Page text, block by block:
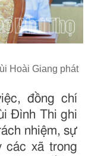
Hoài Giang phát
đồng chí
Đình Thi ghi
nhiệm, sự
các xã trong